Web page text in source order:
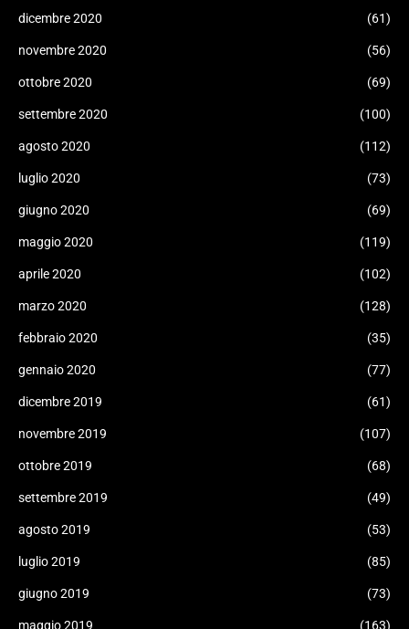
dicembre 2020 (61)
novembre 2020 (56)
ottobre 2020 (69)
settembre 2020 (100)
agosto 2020 (112)
luglio 2020 (73)
giugno 2020 (69)
maggio 2020 (119)
aprile 2020 (102)
marzo 2020 (128)
febbraio 2020 (35)
gennaio 2020 (77)
dicembre 2019 (61)
novembre 2019 (107)
ottobre 2019 (68)
settembre 2019 (49)
agosto 2019 (53)
luglio 2019 (85)
giugno 2019 (73)
maggio 2019 (163)